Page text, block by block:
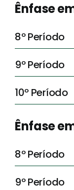
Ênfase
8º Período
9º Período
10º Período
Ênfase
8º Período
9º Período